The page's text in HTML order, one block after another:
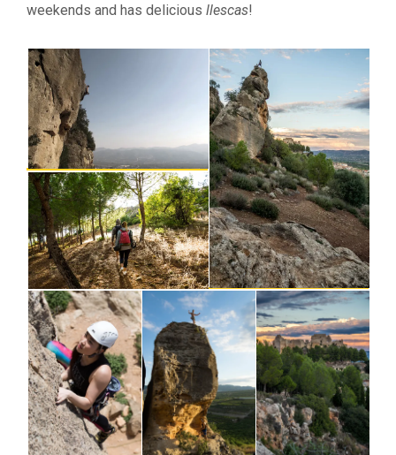
weekends and has delicious llescas!